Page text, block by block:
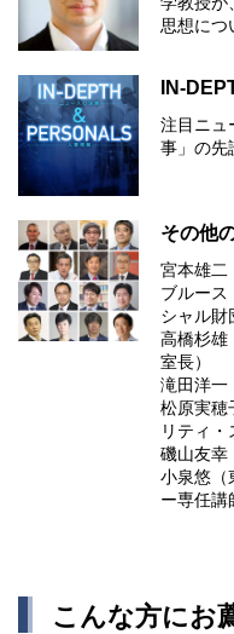
思想につ
IN-
注目ニュ
事」の先
その他
宮本雄二
ブルース
シャル財
高橋杉雄
室長）
滝田洋一
松原実穂
リティ・
磯山友幸
小泉悠（
ー専任講
こんな方にお